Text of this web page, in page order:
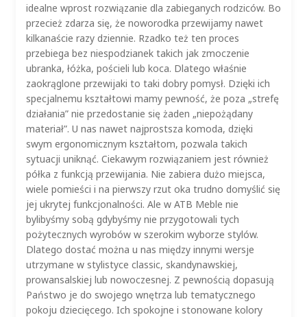
idealne wprost rozwiązanie dla zabieganych rodziców. Bo
przecież zdarza się, że noworodka przewijamy nawet
kilkanaście razy dziennie. Rzadko też ten proces
przebiega bez niespodzianek takich jak zmoczenie
ubranka, łóżka, pościeli lub koca. Dlatego właśnie
zaokrąglone przewijaki to taki dobry pomysł. Dzięki ich
specjalnemu kształtowi mamy pewność, że poza „strefę
działania” nie przedostanie się żaden „niepożądany
materiał”. U nas nawet najprostsza komoda, dzięki
swym ergonomicznym kształtom, pozwala takich
sytuacji uniknąć. Ciekawym rozwiązaniem jest również
półka z funkcją przewijania. Nie zabiera dużo miejsca,
wiele pomieści i na pierwszy rzut oka trudno domyślić się
jej ukrytej funkcjonalności. Ale w ATB Meble nie
bylibyśmy sobą gdybyśmy nie przygotowali tych
pożytecznych wyrobów w szerokim wyborze stylów.
Dlatego dostać można u nas między innymi wersje
utrzymane w stylistyce classic, skandynawskiej,
prowansalskiej lub nowoczesnej. Z pewnością dopasują
Państwo je do swojego wnętrza lub tematycznego
pokoju dziecięcego. Ich spokojne i stonowane kolory